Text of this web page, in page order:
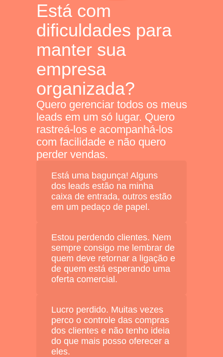
Está com
dificuldades para
manter sua
empresa
organizada?
Quero gerenciar todos os meus
leads em um só lugar. Quero
rastreá-los e acompanhá-los
com facilidade e não quero
perder vendas.
Está uma bagunça! Alguns
dos leads estão na minha
caixa de entrada, outros estão
em um pedaço de papel.
Estou perdendo clientes. Nem
sempre consigo me lembrar de
quem deve retornar a ligação e
de quem está esperando uma
oferta comercial.
Lucro perdido. Muitas vezes
perco o controle das compras
dos clientes e não tenho ideia
do que mais posso oferecer a
eles.